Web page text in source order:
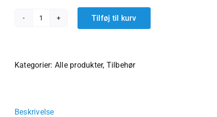
antal
Tilføj til kurv
Kategorier: Alle produkter, Tilbehør
Beskrivelse